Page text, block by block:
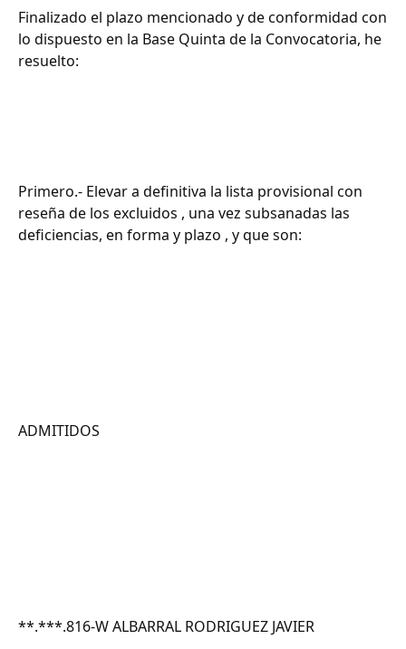
Finalizado el plazo mencionado y de conformidad con
lo dispuesto en la Base Quinta de la Convocatoria, he
resuelto:
Primero.- Elevar a definitiva la lista provisional con
reseña de los excluidos , una vez subsanadas las
deficiencias, en forma y plazo , y que son:
ADMITIDOS
**.***.816-W ALBARRAL RODRIGUEZ JAVIER